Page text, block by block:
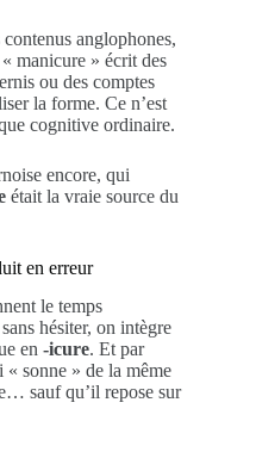
anglophones,
manicure » écrit des
ou des comptes
la forme. Ce n’est
cognitive ordinaire.
encore, qui
était la vraie source du
en erreur
le temps
hésiter, on intègre
en -icure. Et par
sonne » de la même
sauf qu’il repose sur